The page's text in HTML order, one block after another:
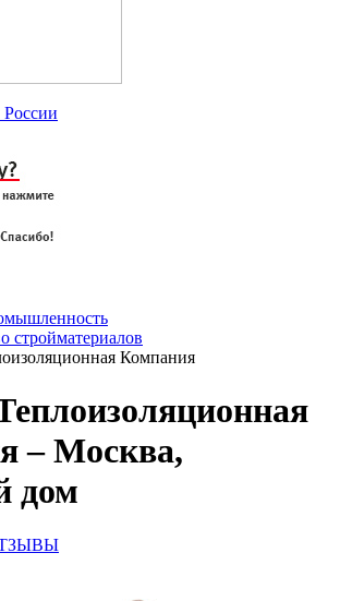
стройматериалов
Компания
– Москва,
дом